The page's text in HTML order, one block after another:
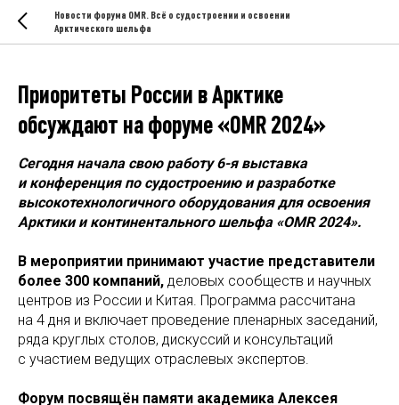
Новости форума OMR. Всё о судостроении и освоении
Арктического шельфа
Приоритеты России в Арктике
обсуждают на форуме «OMR 2024»
Сегодня начала свою работу 6-я выставка
и конференция по судостроению и разработке
высокотехнологичного оборудования для освоения
Арктики и континентального шельфа «OMR 2024».
В мероприятии принимают участие представители
более 300 компаний, деловых сообществ и научных
центров из России и Китая. Программа рассчитана
на 4 дня и включает проведение пленарных заседаний,
ряда круглых столов, дискуссий и консультаций
с участием ведущих отраслевых экспертов.
Форум посвящён памяти академика Алексея